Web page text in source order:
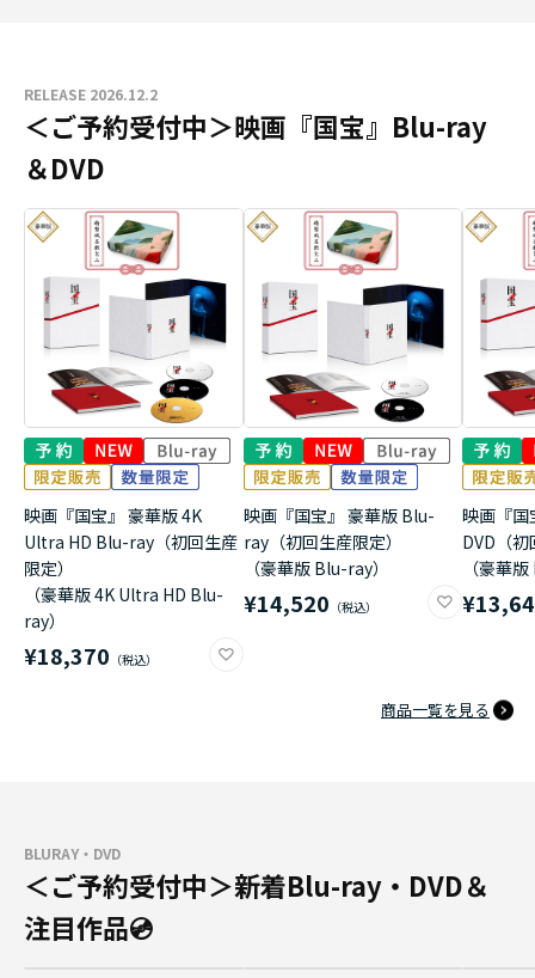
RELEASE 2026.12.2
＜ご予約受付中＞映画『国宝』Blu-ray
＆DVD
映画『国宝』 豪華版 4K
Ultra HD Blu-ray（初回生産
限定）
（豪華版 4K Ultra HD Blu-
ray）
¥18,370
映画『国宝』 豪華版 Blu-
ray（初回生産限定）
（豪華版 Blu-ray）
¥14,520
映画『国
DVD（
（豪華
商品一覧を見る
BLURAY・DVD
＜ご予約受付中＞新着Blu-ray・DVD＆
注目作品💿